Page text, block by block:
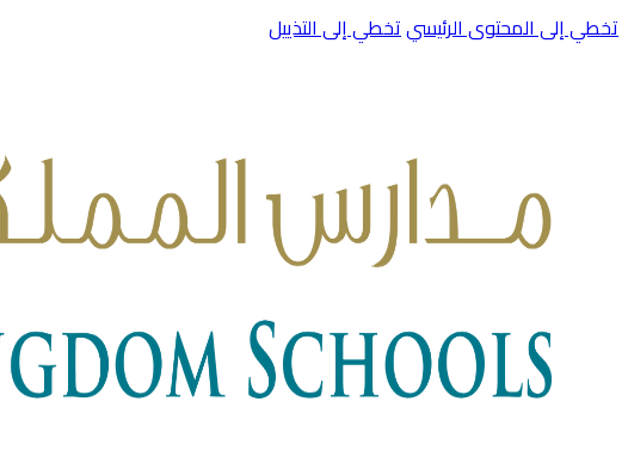
تخطي إلى المحتوى الرئيسيتخطي إلى التذييل